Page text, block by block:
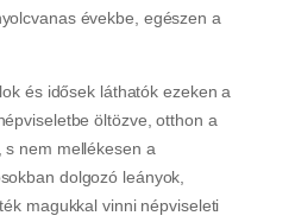
évekbe, egészen a
és idősek láthatók ezeken a
öltözve, otthon a
nem mellékesen a
dolgozó leányok,
magukkal vinni népviseleti